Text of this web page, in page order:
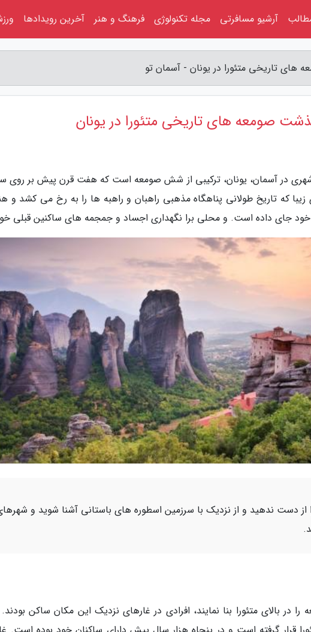
های تاریخی متئورا در یونان - آسمان تو
صومعه های تاریخی متئورا در یونان
شهری در آسمان، یونان، ترکیبی از شش صومعه است که هفت قرن پیش بر
که تاریخ طولانی پناهگاه مذهبی راهبان و راهبه ها را به رخ می کشد و
خود جای داده است. و محلی برا نگهداری اجساد و جمجمه های ساکنین قبلی
از دست ندهید و از نزدیک با سرزمین اسطوره های باستانی آشنا شوید و
در بالای متئورا بنا نمایند، افرادی در غارهای نزدیک این مکان ساکن بودند.
آرشیو مسافرتی مجله تکنولوژی فرهنگ و هنر آخرین رویدادها